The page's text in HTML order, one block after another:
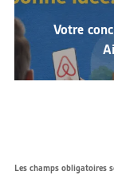
Next
post:
Votre
Les champs obligatoires